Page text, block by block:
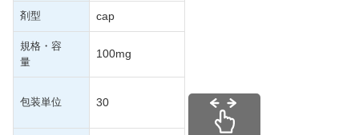
剤型 cap
規格・容
量
100mg
包装単位 30